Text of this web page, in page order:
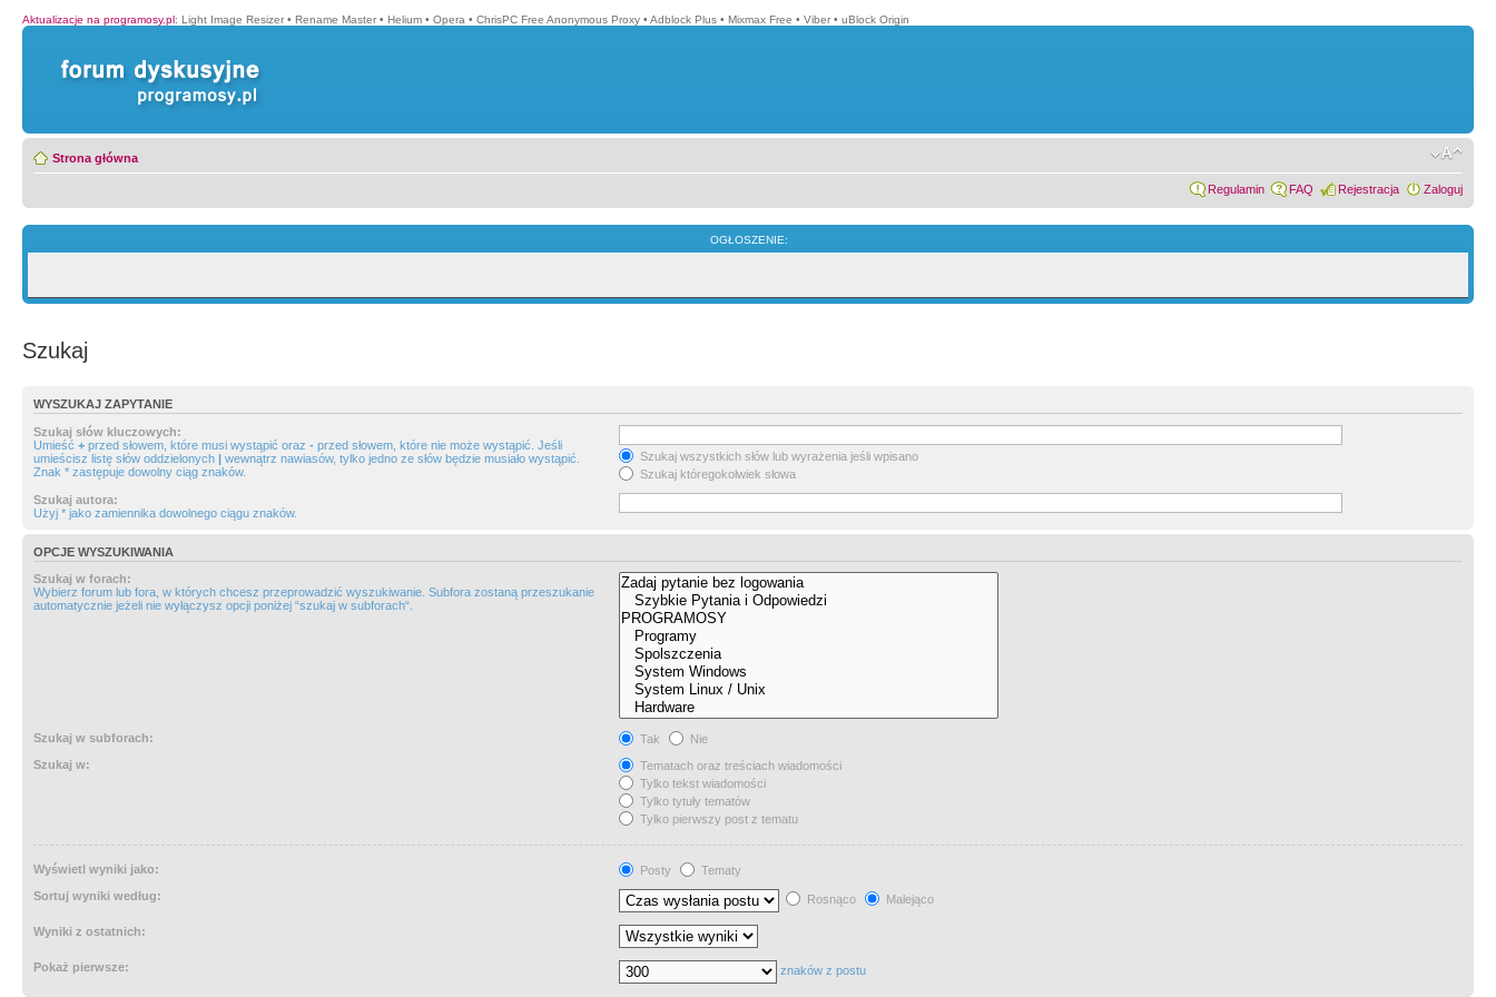
Aktualizacje na programosy.pl: Light Image Resizer • Rename Master • Helium • Opera • ChrisPC Free Anonymous Proxy • Adblock Plus • Mixmax Free • Viber • uBlock Origin
Strona główna
Regulamin FAQ Rejestracja Zaloguj
OGŁOSZENIE:
Szukaj
WYSZUKAJ ZAPYTANIE
Szukaj słów kluczowych:
Umieść + przed słowem, które musi wystąpić oraz - przed słowem, które nie może wystąpić. Jeśli
umieścisz listę słów oddzielonych | wewnątrz nawiasów, tylko jedno ze słów będzie musiało wystąpić.
Znak * zastępuje dowolny ciąg znaków.
Szukaj wszystkich słów lub wyrażenia jeśli wpisano
Szukaj któregokolwiek słowa
Szukaj autora:
Użyj * jako zamiennika dowolnego ciągu znaków.
OPCJE WYSZUKIWANIA
Szukaj w forach:
Wybierz forum lub fora, w których chcesz przeprowadzić wyszukiwanie. Subfora zostaną przeszukanie
automatycznie jeżeli nie wyłączysz opcji poniżej “szukaj w subforach“.
Szukaj w subforach: Tak
Nie
Szukaj w:
Tematach oraz treściach wiadomości
Tylko tekst wiadomości
Tylko tytuły tematów
Tylko pierwszy post z tematu
Wyświetl wyniki jako: Posty
Tematy
Sortuj wyniki według:
Rosnąco Malejąco
Wyniki z ostatnich:
Pokaż pierwsze: znaków z postu